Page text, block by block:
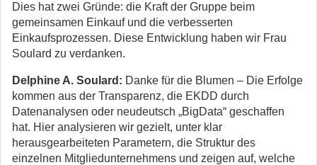
Dies hat zwei Gründe: die Kraft der Gruppe beim
gemeinsamen Einkauf und die verbesserten
Einkaufsprozessen. Diese Entwicklung haben wir Frau
Soulard zu verdanken.
Delphine A. Soulard: Danke für die Blumen – Die Erfolge
kommen aus der Transparenz, die EKDD durch
Datenanalysen oder neudeutsch „BigData“ geschaffen
hat. Hier analysieren wir gezielt, unter klar
herausgearbeiteten Parametern, die Struktur des
einzelnen Mitgliedunternehmens und zeigen auf, welche